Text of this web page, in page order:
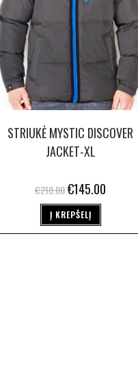
STRIUKĖ MYSTIC DISCOVER
JACKET-XL
€210.00€145.00
Į KREPŠELĮ